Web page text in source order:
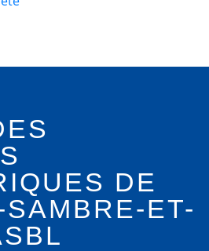
DE
ET-